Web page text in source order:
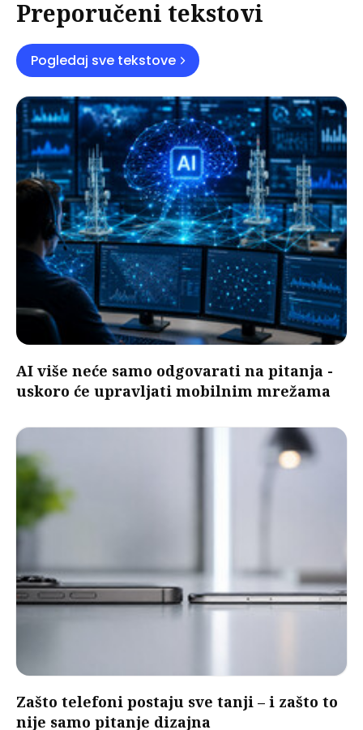
Preporučeni tekstovi
Pogledaj sve tekstove
AI više neće samo odgovarati na pitanja -
uskoro će upravljati mobilnim mrežama
Zašto telefoni postaju sve tanji – i zašto to
nije samo pitanje dizajna